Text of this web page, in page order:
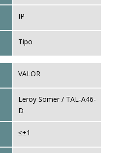
IP
Tipo
VALOR
Leroy Somer / TAL-A46-
D
≤±1